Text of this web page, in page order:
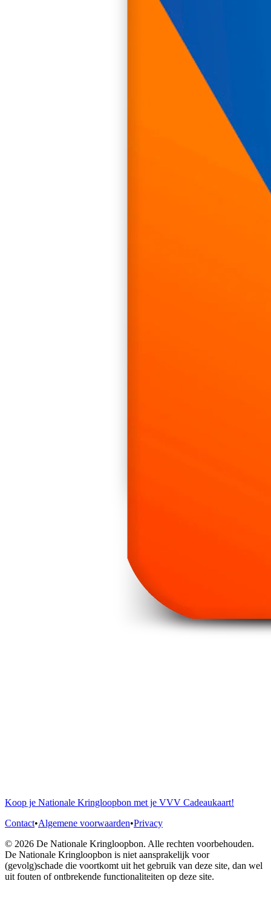
Koop je Nationale Kringloopbon met je VVV Cadeaukaart!
Contact•Algemene voorwaarden•Privacy
© 2026 De Nationale Kringloopbon. Alle rechten voorbehouden.
De Nationale Kringloopbon is niet aansprakelijk voor
(gevolg)schade die voortkomt uit het gebruik van deze site, dan wel
uit fouten of ontbrekende functionaliteiten op deze site.